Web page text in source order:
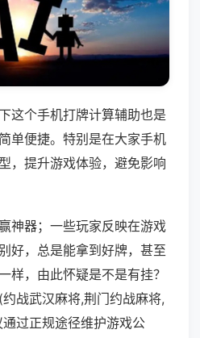
这个手机打牌计算辅助也是
单便捷。特别是在大家手机
，提升游戏体验，避免影响
神器；一些玩家反映在游戏
好，总是能拿到好牌，甚至
样，由此怀疑是不是有挂？
战武汉麻将,荆门约战麻将,
过正规途径维护游戏公